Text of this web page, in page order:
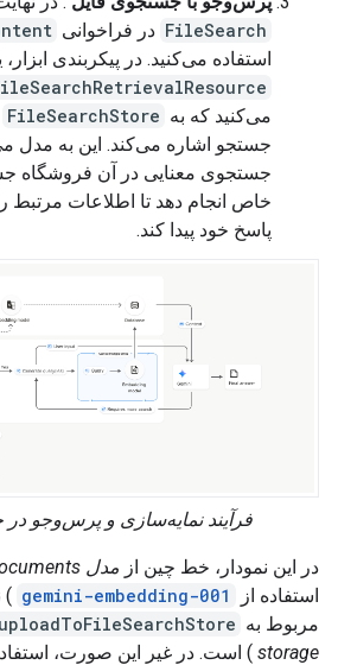
FileSearch در فراخوانی
استفاده می‌کنید. در پیکربندی
می‌کنید که به FileSearchStore
جستجو اشاره می‌کند. این به مدل
جستجوی معنایی در آن فروشگاه
خاص انجام دهد تا اطلاعات مرتبط
پاسخ خود پیدا کند.
فرآیند نمایه‌سازی و پرس‌وجو
در این نمودار، خط چین از مدل
استفاده از
gemini-embedding-001
مربوط به uploadToFileSearchStore
storage ) است. در غیر این صورت،